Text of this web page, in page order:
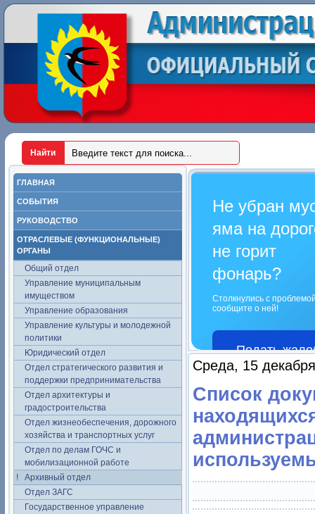
ГЛАВНАЯ
СОБЫТИЯ
РУКОВОДСТВО
ОТРАСЛЕВЫЕ (ФУНКЦИОНАЛЬНЫЕ)
ОРГАНЫ
Общий отдел
Управление муниципальным
имуществом
Управление образования
Управление культуры и молодежной
политики
Юридический отдел
Отдел стратегического развития и
поддержки предпринимательства
Отдел архитектуры и
градостроительства
Отдел жизнеобеспечения, дорожного
хозяйства и транспортных услуг
Отдел по делам ГОЧС и
мобилизационной работе
Архивный отдел
Отдел ЗАГС
Государственное управление
Не убран
яма на
не горит
фонарь?
Столкнулись с
сообщите о ней!
Подать
Среда, 15
Список